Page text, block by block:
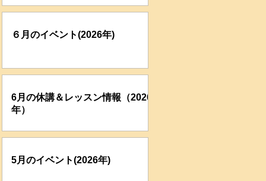
６月のイベント(2026年)
6月の休講＆レッスン情報（2026
年）
5月のイベント(2026年)